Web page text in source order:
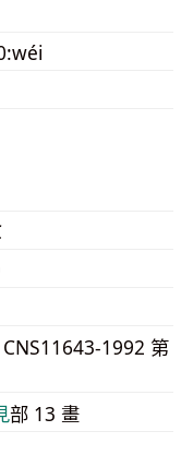
1992 第
部 13 畫